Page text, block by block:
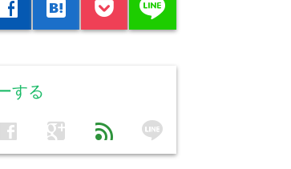
hatenabookmark
する
facebook google feed line